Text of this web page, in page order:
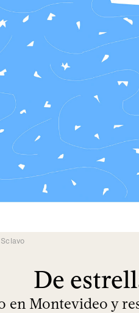
De
en Montevideo y